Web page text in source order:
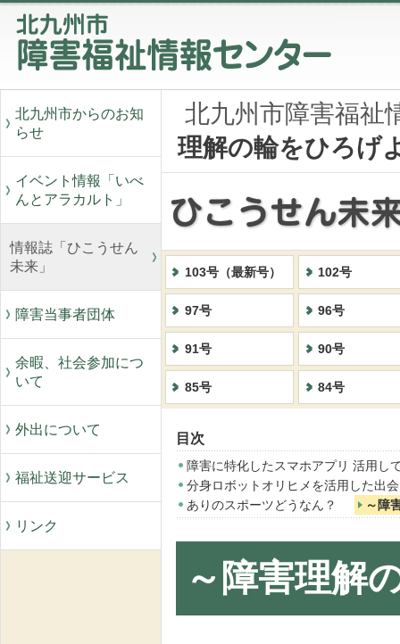
北九州市からのお知
らせ
イベント情報「いべ
んとアラカルト」
情報誌「ひこうせん
未来」
障害当事者団体
余暇、社会参加につ
いて
外出について
福祉送迎サービス
リンク
北九州市障害福祉
理解の輪をひろげ
103号（最新号） 102号
97号 96号
91号 90号
85号 84号
目次
障害に特化したスマホアプリ 活用し
分身ロボットオリヒメを活用した出
ありのスポーツどうなん？
～障
～障害理解